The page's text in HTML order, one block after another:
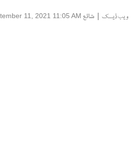
ویب ڈیسک | شائع 11, 2021 11:05 AM